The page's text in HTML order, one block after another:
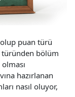
puan türü
türünden bölüm
hazırlanan
nasıl oluyor,